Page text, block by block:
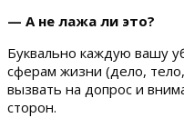
— А не лажа ли это?
Буквально каждую вашу
сферам жизни (дело,
вызвать на допрос и
сторон.